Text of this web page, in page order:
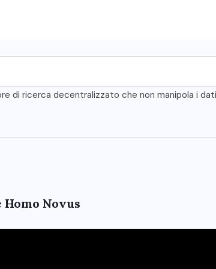
di ricerca decentralizzato che non manipola i dati
Novus